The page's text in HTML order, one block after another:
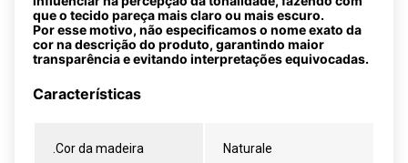
que o tecido pareça mais claro ou mais escuro.
Por esse motivo, não especificamos o nome exato da
cor na descrição do produto, garantindo maior
transparência e evitando interpretações equivocadas.
Características
.Cor da madeira Naturale